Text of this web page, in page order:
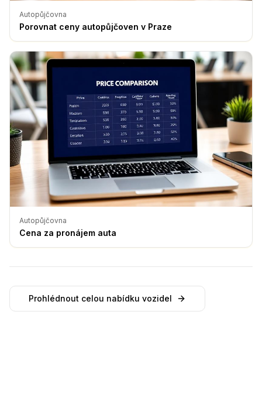
Autopůjčovna
Porovnat ceny autopůjčoven v Praze
Autopůjčovna
Cena za pronájem auta
Prohlédnout celou nabídku vozidel